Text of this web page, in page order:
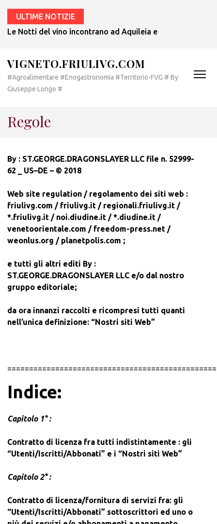
ULTIME NOTIZIE
Le Notti del vino incontrano ad Aquileia e a Bertiolo lo
VIGNETO.FRIULIVG.COM
#Agroalimentare #Enogastronomia #Territorio-FVG # By
Giuseppe Longo #
Regole
By : ST.GEORGE.DRAGONSLAYER LLC file n. 52999-
62 _ US–DE – © 2018
Web site regulation / regolamento dei siti web :
friulivg.com / friulivg.it / regionali.friulivg.it /
*.friulivg.it / noi.diudine.it /*.diudine.it /
venetoorientale.com / freedom-press.net /
weonlus.org / planetpolis.com ;
e tutti gli altri editi By :
ST.GEORGE.DRAGONSLAYER LLC e/o dal nostro
gruppo editoriale;
da ora innanzi raccolti e ricompresi tutti quanti
nell’unica definizione: “Nostri siti Web”
Indice:
Capitolo 1° :
Contratto di licenza fra tutti indistintamente : gli
“Utenti/Iscritti/Abbonati” e i “Nostri siti Web”
Capitolo 2° :
Contratto di licenza/fornitura di servizi fra: gli
“Utenti/Iscritti/Abbonati” sottoscrittori ed uno o